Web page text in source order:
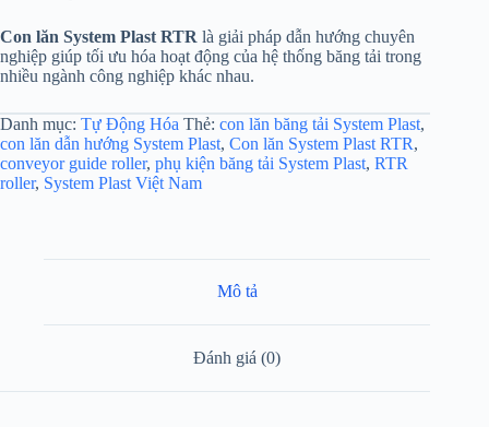
Con lăn System Plast RTR là giải pháp dẫn hướng chuyên
nghiệp giúp tối ưu hóa hoạt động của hệ thống băng tải trong
nhiều ngành công nghiệp khác nhau.
Danh mục: Tự Động Hóa Thẻ: con lăn băng tải System Plast,
con lăn dẫn hướng System Plast, Con lăn System Plast RTR,
conveyor guide roller, phụ kiện băng tải System Plast, RTR
roller, System Plast Việt Nam
Mô tả
Đánh giá (0)